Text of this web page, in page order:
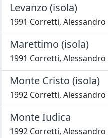
Levanzo (isola)
1991 Corretti, Alessandro
Marettimo (isola)
1991 Corretti, Alessandro
Monte Cristo (isola)
1992 Corretti, Alessandro
Monte Iudica
1992 Corretti, Alessandro